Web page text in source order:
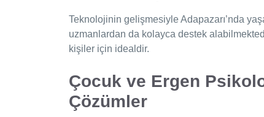
Teknolojinin gelişmesiyle Adapazarı’nda
uzmanlardan da kolayca destek
kişiler için idealdir.
Çocuk ve Ergen
Çözümler